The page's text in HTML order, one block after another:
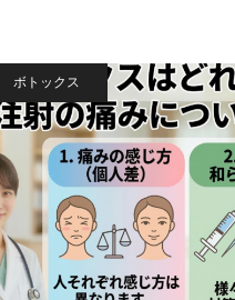
ボトックス